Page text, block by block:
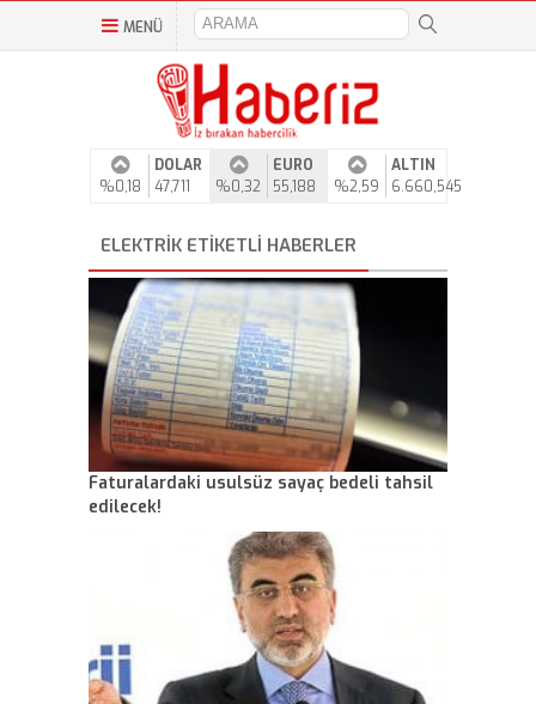
MENÜ
%0,18
DOLAR
47,711
%0,32
EURO
55,188
%2,59
ALTIN
6.660,545
ELEKTRIK ETIKETLI HABERLER
Faturalardaki usulsüz sayaç bedeli tahsil
edilecek!